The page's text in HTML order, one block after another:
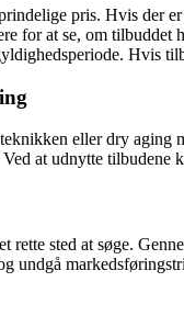
pris. Hvis der
for at se, om
Hvis
eller dry
at udnytte
sted at søge.
undgå